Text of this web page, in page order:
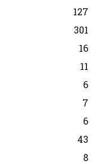
127
301
16
11
6
7
6
43
8